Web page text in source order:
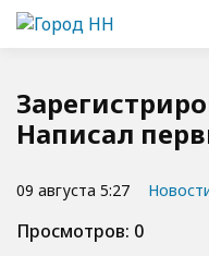
Написал
09 августа 5:27
Просмотров: 0